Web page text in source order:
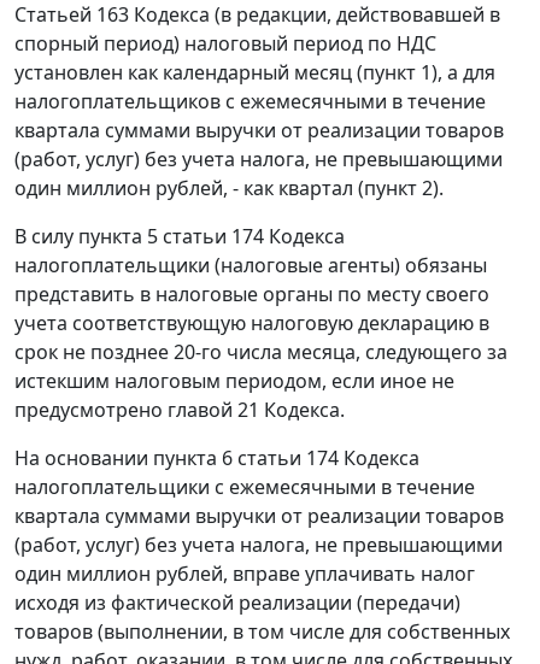
Статьей 163 Кодекса (в редакции, действовавшей в
спорный период) налоговый период по НДС
установлен как календарный месяц (пункт 1), а для
налогоплательщиков с ежемесячными в течение
квартала суммами выручки от реализации товаров
(работ, услуг) без учета налога, не превышающими
один миллион рублей, - как квартал (пункт 2).
В силу пункта 5 статьи 174 Кодекса
налогоплательщики (налоговые агенты) обязаны
представить в налоговые органы по месту своего
учета соответствующую налоговую декларацию в
срок не позднее 20-го числа месяца, следующего за
истекшим налоговым периодом, если иное не
предусмотрено главой 21 Кодекса.
На основании пункта 6 статьи 174 Кодекса
налогоплательщики с ежемесячными в течение
квартала суммами выручки от реализации товаров
(работ, услуг) без учета налога, не превышающими
один миллион рублей, вправе уплачивать налог
исходя из фактической реализации (передачи)
товаров (выполнении, в том числе для собственных